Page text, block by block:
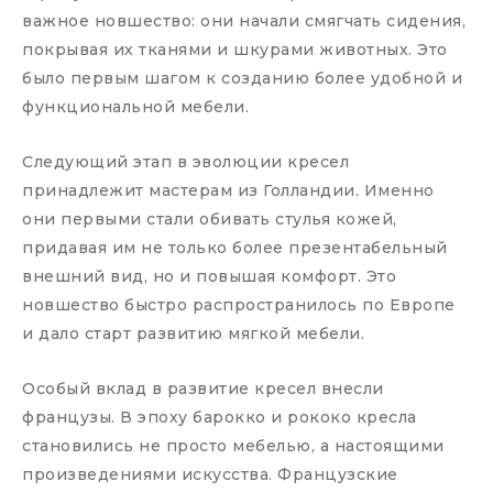
важное новшество: они начали смягчать сидения,
покрывая их тканями и шкурами животных. Это
было первым шагом к созданию более удобной и
функциональной мебели.
Следующий этап в эволюции кресел
принадлежит мастерам из Голландии. Именно
они первыми стали обивать стулья кожей,
придавая им не только более презентабельный
внешний вид, но и повышая комфорт. Это
новшество быстро распространилось по Европе
и дало старт развитию мягкой мебели.
Особый вклад в развитие кресел внесли
французы. В эпоху барокко и рококо кресла
становились не просто мебелью, а настоящими
произведениями искусства. Французские